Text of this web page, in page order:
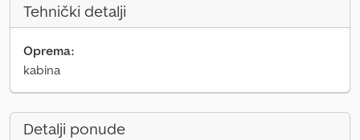
Tehnički detalji
Oprema:
kabina
Detalji ponude